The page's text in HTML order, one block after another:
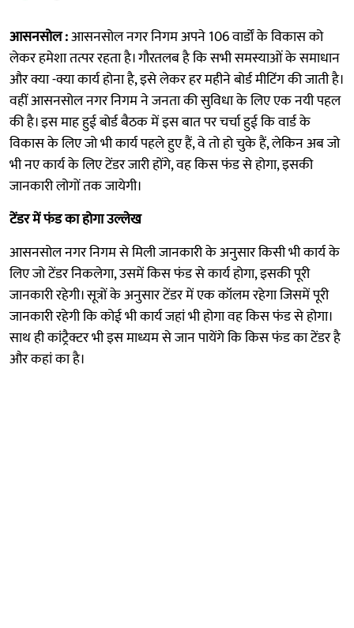
आसनसोल :आसनसोल नगर निगम अपने 106 वार्डों के विकास को
लेकर हमेशा तत्पर रहता है। गौरतलब है कि सभी समस्याओं के समाधान
और क्या -क्या कार्य होना है, इसे लेकर हर महीने बोर्ड मीटिंग की जाती है।
वहीं आसनसोल नगर निगम ने जनता की सुविधा के लिए एक नयी पहल
की है। इस माह हुई बोर्ड बैठक में इस बात पर चर्चा हुई कि वार्ड के
विकास के लिए जो भी कार्य पहले हुए हैं, वे तो हो चुके हैं, लेकिन अब जो
भी नए कार्य के लिए टेंडर जारी होंगे, वह किस फंड से होगा, इसकी
जानकारी लोगों तक जायेगी।
टेंडर में फंड का होगा उल्लेख
आसनसोल नगर निगम से मिली जानकारी के अनुसार किसी भी कार्य के
लिए जो टेंडर निकलेगा, उसमें किस फंड से कार्य होगा, इसकी पूरी
जानकारी रहेगी। सूत्रों के अनुसार टेंडर में एक कॉलम रहेगा जिसमें पूरी
जानकारी रहेगी कि कोई भी कार्य जहां भी होगा वह किस फंड से होगा।
साथ ही कांट्रैक्टर भी इस माध्यम से जान पायेंगे कि किस फंड का टेंडर है
और कहां का है।